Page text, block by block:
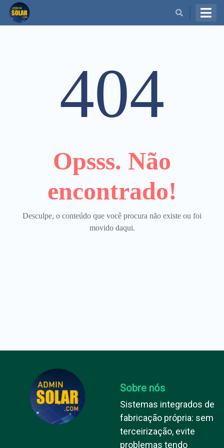
404
Opsss. Não
encontrado!
Desculpe, o conteúdo que você procura não existe ou foi
movido daqui.
Sobre nós
Sistemas integrados de
fabricação própria: sem
terceirização, evite
problemas tendo